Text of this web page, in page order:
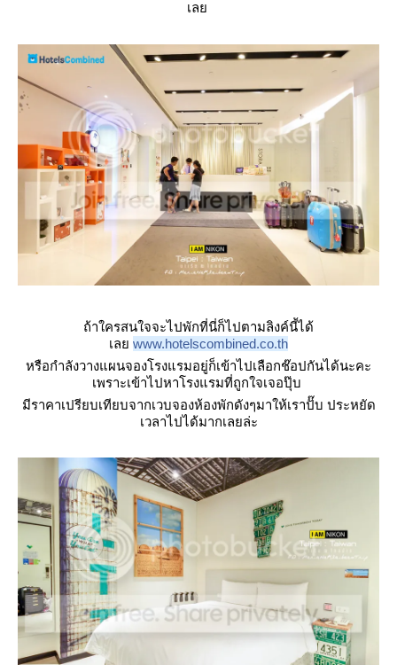
เล
ถ้าใครสนใจจะไปพักที่นี่ก็ไปตามลิงค์นี้ได้
เล www.hotelscombined.co.th
หรือกำลังวางแผนจองโรงแรมอยู่ก็เข้าไปเลือกช๊อปกันได้นะคะ
เพราะเข้าไปหาโรงแรมที่ถูกใจเจอปุ๊บ
มีราคาเปรียบเทียบจากเวบจองห้องพักดังๆมาให้เราปั๊บ ประหยัด
เวลาไปได้มากเลยล่ะ